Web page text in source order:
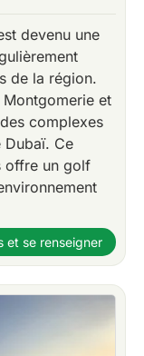
devenu une
de la région.
et
complexes
Dubaï. Ce
offre un golf
et se renseigner